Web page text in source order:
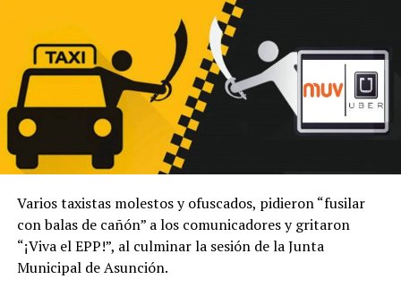
Varios taxistas molestos y ofuscados, pidieron “fusilar
con balas de cañón” a los comunicadores y gritaron
“¡Viva el EPP!”, al culminar la sesión de la Junta
Municipal de Asunción.